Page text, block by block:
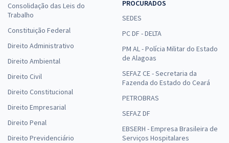
Consolidação das Leis do
Trabalho
Constituição Federal
Direito Administrativo
Direito Ambiental
Direito Civil
Direito Constitucional
Direito Empresarial
Direito Penal
Direito Previdenciário
PROCURADOS
SEDES
PC DF - DELTA
PM AL - Polícia Militar do Estado
de Alagoas
SEFAZ CE - Secretaria da
Fazenda do Estado do Ceará
PETROBRAS
SEFAZ DF
EBSERH - Empresa Brasileira de
Serviços Hospitalares